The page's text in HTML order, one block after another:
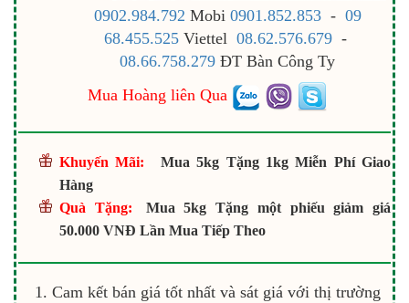
0902.984.792 Mobi 0901.852.853- 09
68.455.525Viettel 08.62.576.679-
08.66.758.279 ĐT Bàn Công Ty
Mua Hoàng liên Qua
Khuyến Mãi:
Mua 5kg Tặng 1kg Miễn Phí Giao
Hàng
Quà Tặng:
Mua 5kg Tặng một phiếu giảm giá
50.000 VNĐ Lần Mua Tiếp Theo
Cam kết bán giá tốt nhất và sát giá với thị trường